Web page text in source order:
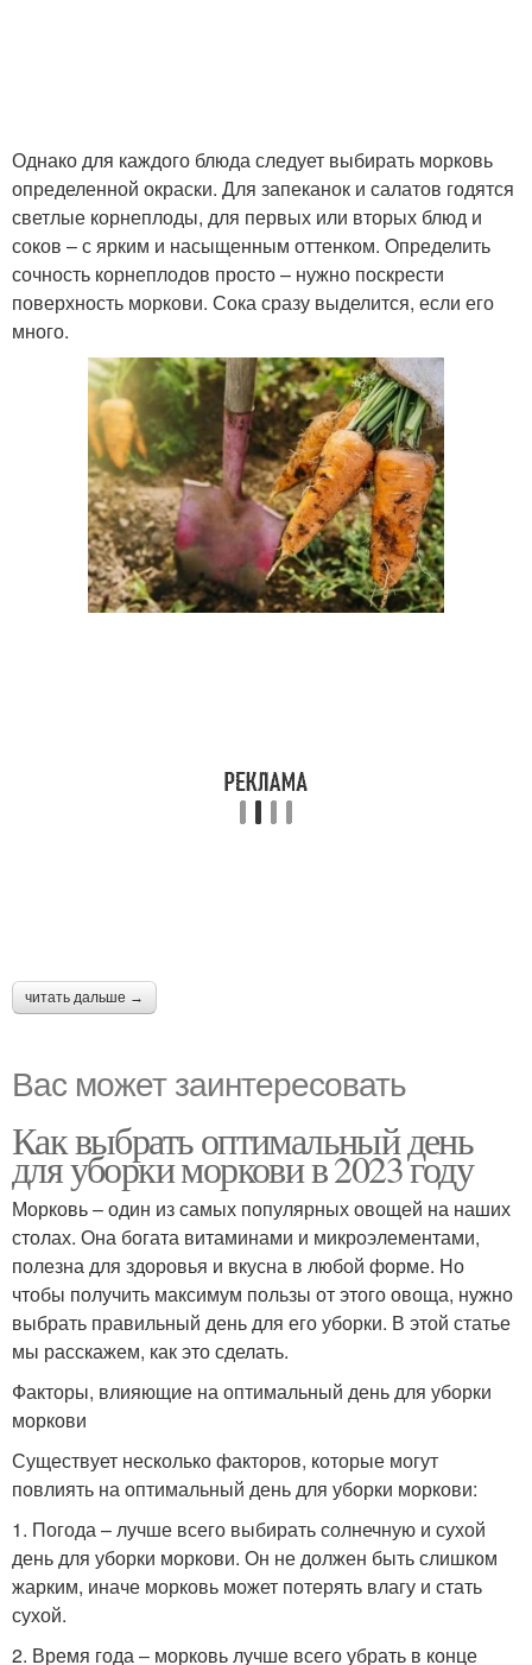
Однако для каждого блюда следует выбирать морковь
определенной окраски. Для запеканок и салатов годятся
светлые корнеплоды, для первых или вторых блюд и
соков – с ярким и насыщенным оттенком. Определить
сочность корнеплодов просто – нужно поскрести
поверхность моркови. Сока сразу выделится, если его
много.
читать дальше →
Вас может заинтересовать
Как выбрать оптимальный день
для уборки моркови в 2023 году
Морковь – один из самых популярных овощей на наших
столах. Она богата витаминами и микроэлементами,
полезна для здоровья и вкусна в любой форме. Но
чтобы получить максимум пользы от этого овоща, нужно
выбрать правильный день для его уборки. В этой статье
мы расскажем, как это сделать.
Факторы, влияющие на оптимальный день для уборки
моркови
Существует несколько факторов, которые могут
повлиять на оптимальный день для уборки моркови:
1. Погода – лучше всего выбирать солнечную и сухой
день для уборки моркови. Он не должен быть слишком
жарким, иначе морковь может потерять влагу и стать
сухой.
2. Время года – морковь лучше всего убрать в конце